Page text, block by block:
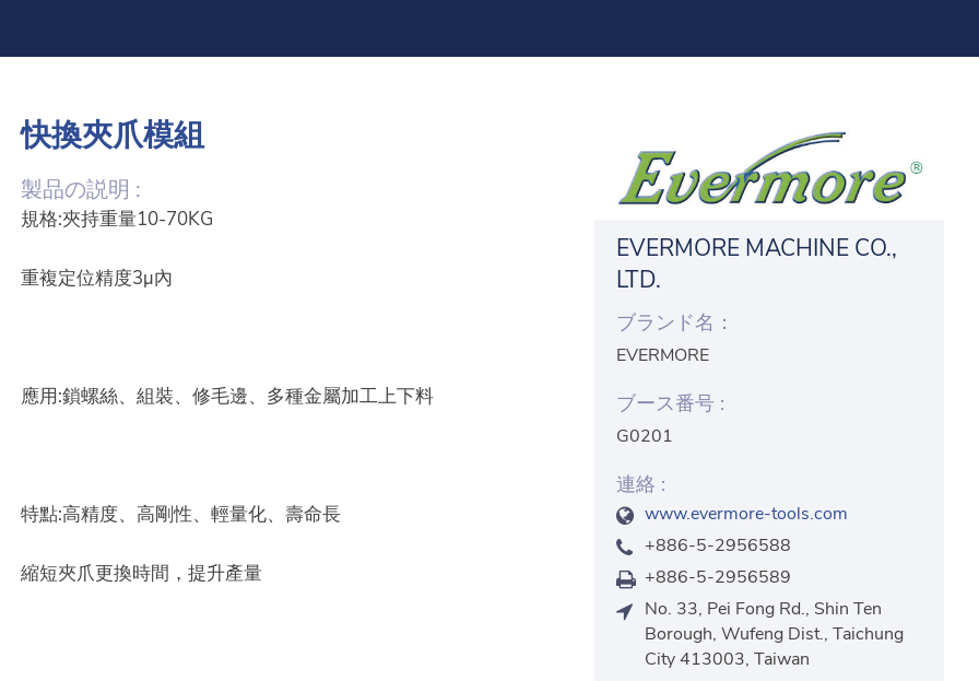
快換夾爪模組
製品の説明 :
規格:夾持重量10-70KG
重複定位精度3µ內
應用:鎖螺絲、組裝、修毛邊、多種金屬加工上下料
特點:高精度、高剛性、輕量化、壽命長
縮短夾爪更換時間，提升產量
EVERMORE MACHINE CO.,
LTD.
ブランド名：
EVERMORE
ブース番号 :
G0201
連絡 :
www.evermore-tools.com
+886-5-2956588
+886-5-2956589
No. 33, Pei Fong Rd., Shin Ten
Borough, Wufeng Dist., Taichung
City 413003, Taiwan